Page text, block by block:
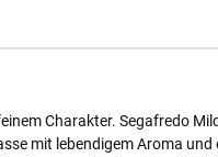
Charakter. Segafredo
mit lebendigem Aroma und